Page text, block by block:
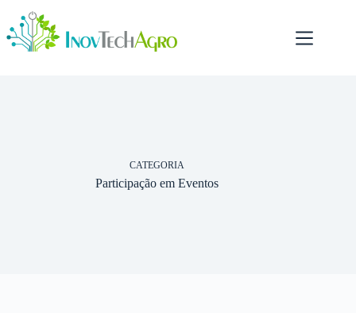
para
conteúdo
CATEGORIA
Participação em Eventos